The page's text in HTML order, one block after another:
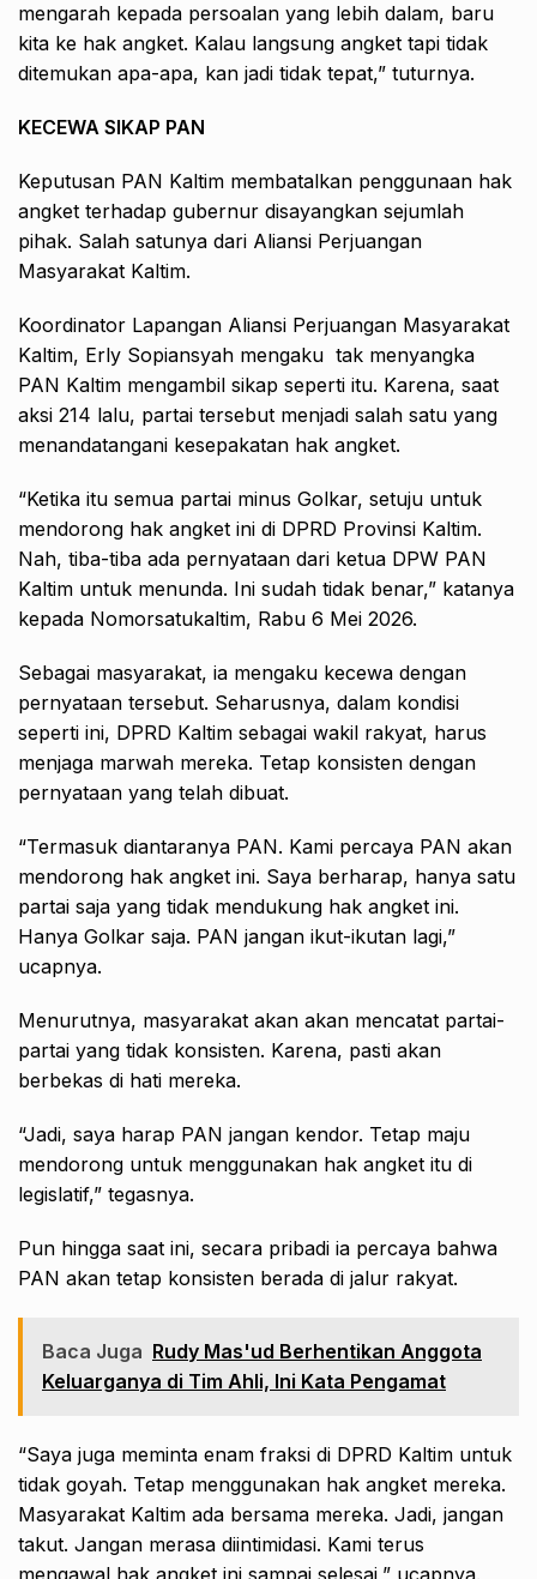
mengarah kepada persoalan yang lebih dalam, baru
kita ke hak angket. Kalau langsung angket tapi tidak
ditemukan apa-apa, kan jadi tidak tepat,” tuturnya.
KECEWA SIKAP PAN
Keputusan PAN Kaltim membatalkan penggunaan hak
angket terhadap gubernur disayangkan sejumlah
pihak. Salah satunya dari Aliansi Perjuangan
Masyarakat Kaltim.
Koordinator Lapangan Aliansi Perjuangan Masyarakat
Kaltim, Erly Sopiansyah mengaku tak menyangka
PAN Kaltim mengambil sikap seperti itu. Karena, saat
aksi 214 lalu, partai tersebut menjadi salah satu yang
menandatangani kesepakatan hak angket.
“Ketika itu semua partai minus Golkar, setuju untuk
mendorong hak angket ini di DPRD Provinsi Kaltim.
Nah, tiba-tiba ada pernyataan dari ketua DPW PAN
Kaltim untuk menunda. Ini sudah tidak benar,” katanya
kepada Nomorsatukaltim, Rabu 6 Mei 2026.
Sebagai masyarakat, ia mengaku kecewa dengan
pernyataan tersebut. Seharusnya, dalam kondisi
seperti ini, DPRD Kaltim sebagai wakil rakyat, harus
menjaga marwah mereka. Tetap konsisten dengan
pernyataan yang telah dibuat.
“Termasuk diantaranya PAN. Kami percaya PAN akan
mendorong hak angket ini. Saya berharap, hanya satu
partai saja yang tidak mendukung hak angket ini.
Hanya Golkar saja. PAN jangan ikut-ikutan lagi,”
ucapnya.
Menurutnya, masyarakat akan akan mencatat partai-
partai yang tidak konsisten. Karena, pasti akan
berbekas di hati mereka.
“Jadi, saya harap PAN jangan kendor. Tetap maju
mendorong untuk menggunakan hak angket itu di
legislatif,” tegasnya.
Pun hingga saat ini, secara pribadi ia percaya bahwa
PAN akan tetap konsisten berada di jalur rakyat.
Baca Juga Rudy Mas'ud Berhentikan Anggota
Keluarganya di Tim Ahli, Ini Kata Pengamat
“Saya juga meminta enam fraksi di DPRD Kaltim untuk
tidak goyah. Tetap menggunakan hak angket mereka.
Masyarakat Kaltim ada bersama mereka. Jadi, jangan
takut. Jangan merasa diintimidasi. Kami terus